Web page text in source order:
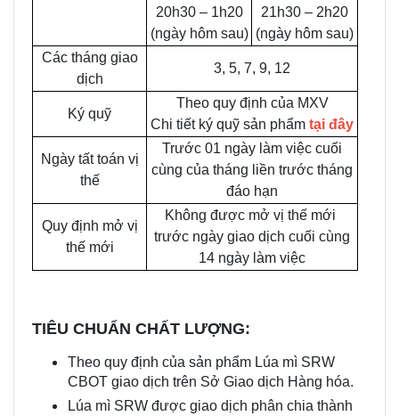
20h30 – 1h20
(ngày hôm sau)
21h30 – 2h20
(ngày hôm sau)
Các tháng giao
dịch
3, 5, 7, 9, 12
Ký quỹ
Theo quy định của MXV
Chi tiết ký quỹ sản phẩm tại đây
Ngày tất toán vị
thế
Trước 01 ngày làm việc cuối
cùng của tháng liền trước tháng
đáo hạn
Quy định mở vị
thế mới
Không được mở vị thế mới
trước ngày giao dịch cuối cùng
14 ngày làm việc
TIÊU CHUẨN CHẤT LƯỢNG:
Theo quy định của sản phẩm Lúa mì SRW
CBOT giao dịch trên Sở Giao dịch Hàng hóa.
Lúa mì SRW được giao dịch phân chia thành